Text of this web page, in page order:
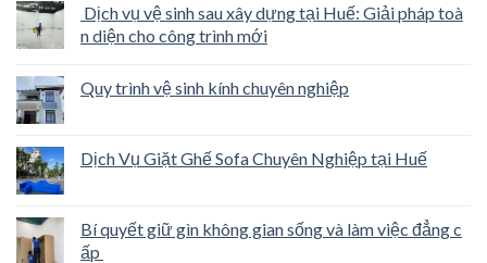
Dịch vụ vệ sinh sau xây dựng tại Huế: Giải pháp toà
n diện cho công trình mới
Quy trình vệ sinh kính chuyên nghiệp
Dịch Vụ Giặt Ghế Sofa Chuyên Nghiệp tại Huế
Bí quyết giữ gìn không gian sống và làm việc đẳng c
ấp